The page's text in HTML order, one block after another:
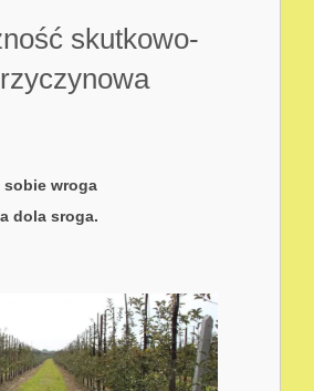
skutkowo-
sobie wroga
dola sroga.